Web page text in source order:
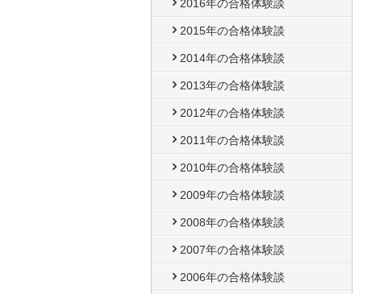
2016年の合格体験談
2015年の合格体験談
2014年の合格体験談
2013年の合格体験談
2012年の合格体験談
2011年の合格体験談
2010年の合格体験談
2009年の合格体験談
2008年の合格体験談
2007年の合格体験談
2006年の合格体験談